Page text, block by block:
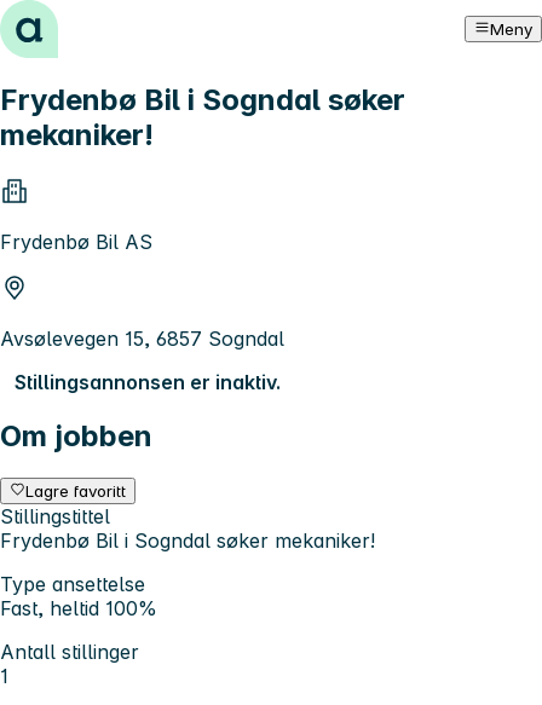
Hopp til innhold Meny
Frydenbø Bil i Sogndal søker
mekaniker!
Frydenbø Bil AS
Avsølevegen 15, 6857 Sogndal
Stillingsannonsen er inaktiv.
Om jobben
Lagre favoritt
Stillingstittel
Frydenbø Bil i Sogndal søker mekaniker!
Type ansettelse
Fast, heltid 100%
Antall stillinger
1